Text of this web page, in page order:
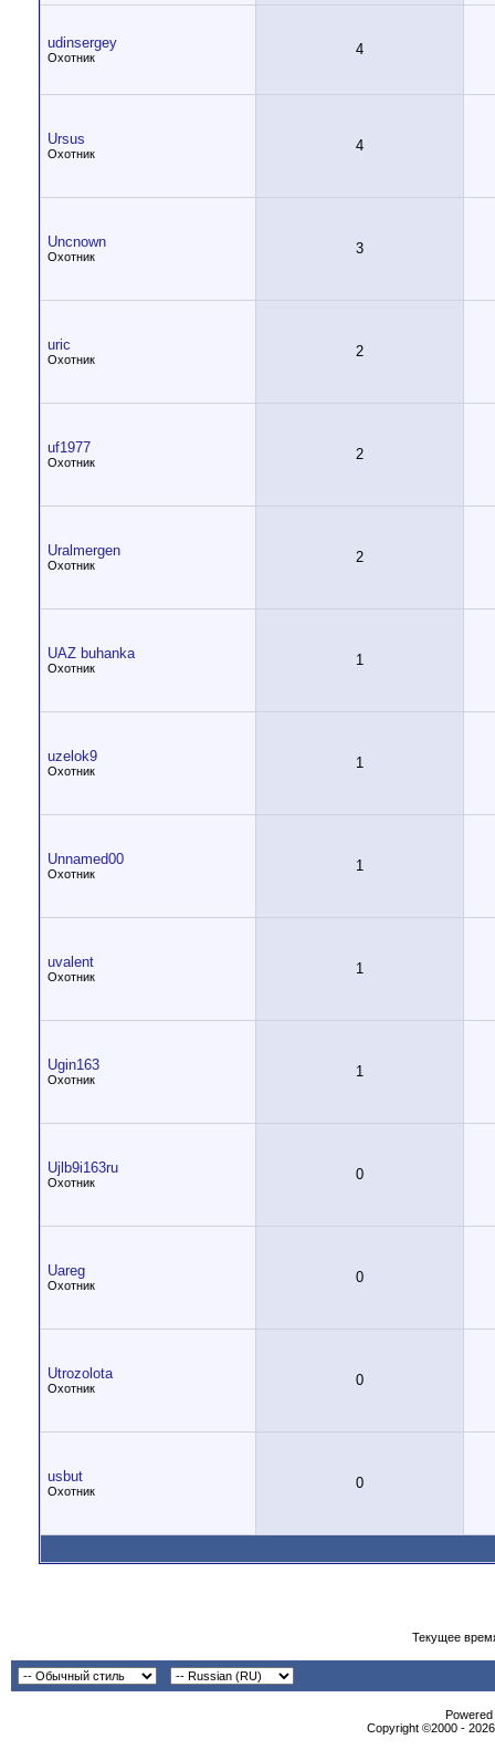
udinsergey
Охотник 4
Ursus
Охотник 4
Uncnown
Охотник 3
uric
Охотник 2
uf1977
Охотник 2
Uralmergen
Охотник 2
UAZ buhanka
Охотник 1
uzelok9
Охотник 1
Unnamed00
Охотник 1
uvalent
Охотник 1
Ugin163
Охотник 1
Ujlb9i163ru
Охотник 0
Uareg
Охотник 0
Utrozolota
Охотник 0
usbut
Охотник 0
Текущее
Copyright ©2000 -